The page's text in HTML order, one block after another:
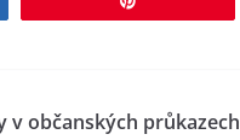
v občanských průkazech